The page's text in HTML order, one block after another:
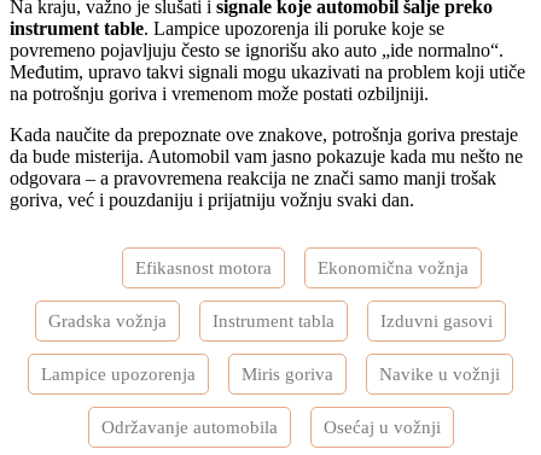
Na kraju, važno je slušati i signale koje automobil šalje preko
instrument table. Lampice upozorenja ili poruke koje se
povremeno pojavljuju često se ignorišu ako auto „ide normalno“.
Međutim, upravo takvi signali mogu ukazivati na problem koji utiče
na potrošnju goriva i vremenom može postati ozbiljniji.
Kada naučite da prepoznate ove znakove, potrošnja goriva prestaje
da bude misterija. Automobil vam jasno pokazuje kada mu nešto ne
odgovara – a pravovremena reakcija ne znači samo manji trošak
goriva, već i pouzdaniju i prijatniju vožnju svaki dan.
Efikasnost motora Ekonomična vožnja
Gradska vožnja Instrument tabla Izduvni gasovi
Lampice upozorenja Miris goriva Navike u vožnji
Održavanje automobila Osećaj u vožnji